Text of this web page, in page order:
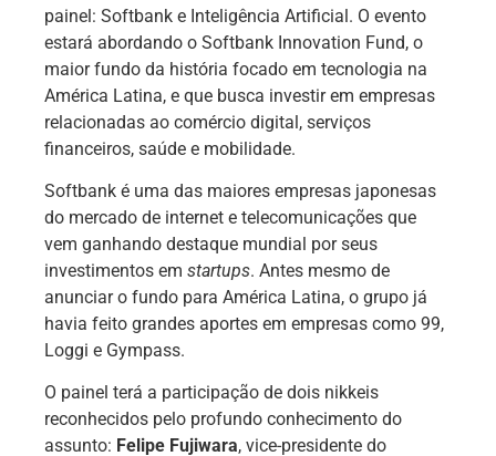
painel: Softbank e Inteligência Artificial. O evento
estará abordando o Softbank Innovation Fund, o
maior fundo da história focado em tecnologia na
América Latina, e que busca investir em empresas
relacionadas ao comércio digital, serviços
financeiros, saúde e mobilidade.
Softbank é uma das maiores empresas japonesas
do mercado de internet e telecomunicações que
vem ganhando destaque mundial por seus
investimentos em startups. Antes mesmo de
anunciar o fundo para América Latina, o grupo já
havia feito grandes aportes em empresas como 99,
Loggi e Gympass.
O painel terá a participação de dois nikkeis
reconhecidos pelo profundo conhecimento do
assunto: Felipe Fujiwara, vice-presidente do